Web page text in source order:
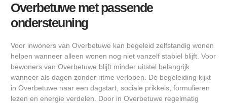
Overbetuwe met passende
ondersteuning
Voor inwoners van Overbetuwe kan begeleid zelfstandig wonen
helpen wanneer alleen wonen nog niet vanzelf stabiel blijft. Voor
bewoners van Overbetuwe blijft minder uitstel belangrijk
wanneer als dagen zonder ritme verlopen. De begeleiding kijkt
in Overbetuwe naar een dagstart, sociale prikkels, formulieren
lezen en energie verdelen. Door in Overbetuwe regelmatig